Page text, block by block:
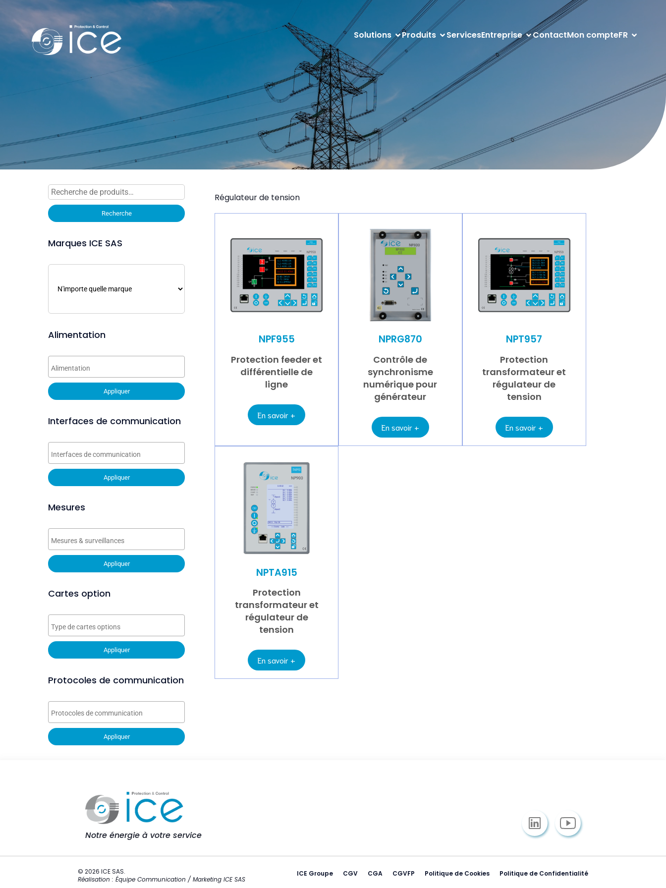
Solutions Produits ServicesEntreprise ContactMon compteFR
Recherche
pour :
Recherche
Marques ICE SAS
Alimentation
Appliquer
Interfaces de communication
Appliquer
Mesures
Appliquer
Cartes option
Appliquer
Protocoles de communication
Appliquer
Régulateur de tension
NPF955
Protection feeder et
différentielle de
ligne
En savoir +
NPRG870
Contrôle de
synchronisme
numérique pour
générateur
En savoir +
NPT957
Protection
transformateur et
régulateur de
tension
En savoir +
NPTA915
Protection
transformateur et
régulateur de
tension
En savoir +
Notre énergie à votre service
© 2026 ICE SAS.
Réalisation : Équipe Communication / Marketing ICE SAS
ICE Groupe CGV CGA CGVFP Politique de Cookies Politique de Confidentialité